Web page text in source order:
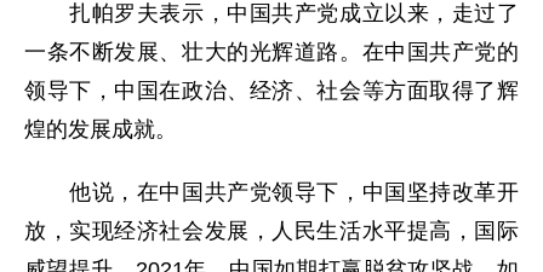
扎帕罗夫表示，中国共产党成立以来，走过了
一条不断发展、壮大的光辉道路。在中国共产党的
领导下，中国在政治、经济、社会等方面取得了辉
煌的发展成就。
他说，在中国共产党领导下，中国坚持改革开
放，实现经济社会发展，人民生活水平提高，国际